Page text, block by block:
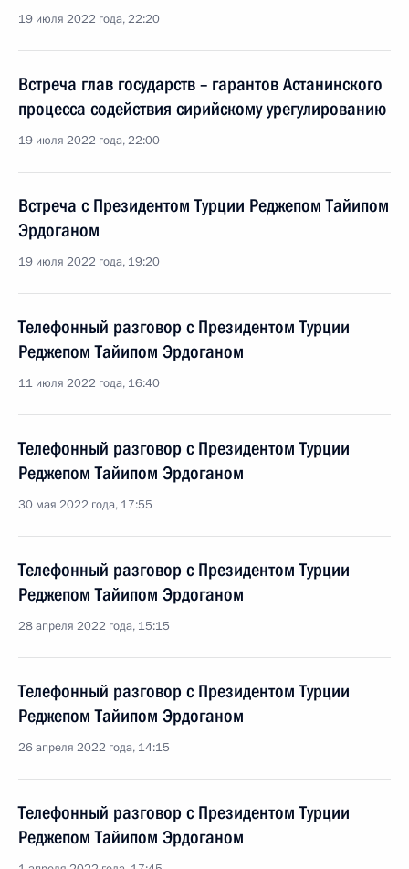
19 июля 2022 года, 22:20
Встреча глав государств – гарантов Астанинского
процесса содействия сирийскому урегулированию
19 июля 2022 года, 22:00
Встреча с Президентом Турции Реджепом Тайипом
Эрдоганом
19 июля 2022 года, 19:20
Телефонный разговор с Президентом Турции
Реджепом Тайипом Эрдоганом
11 июля 2022 года, 16:40
Телефонный разговор с Президентом Турции
Реджепом Тайипом Эрдоганом
30 мая 2022 года, 17:55
Телефонный разговор с Президентом Турции
Реджепом Тайипом Эрдоганом
28 апреля 2022 года, 15:15
Телефонный разговор с Президентом Турции
Реджепом Тайипом Эрдоганом
26 апреля 2022 года, 14:15
Телефонный разговор с Президентом Турции
Реджепом Тайипом Эрдоганом